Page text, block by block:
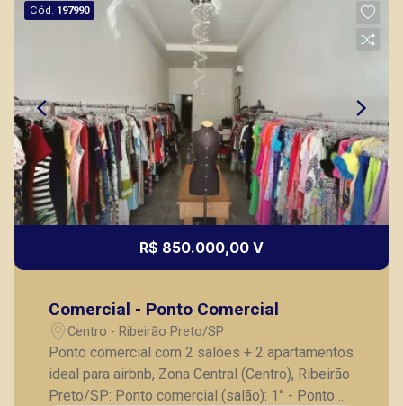
Cód. 197990
R$ 850.000,00 V
Comercial - Ponto Comercial
Centro - Ribeirão Preto/SP
Ponto comercial com 2 salões + 2 apartamentos
ideal para airbnb, Zona Central (Centro), Ribeirão
Preto/SP: Ponto comercial (salão): 1° - Ponto